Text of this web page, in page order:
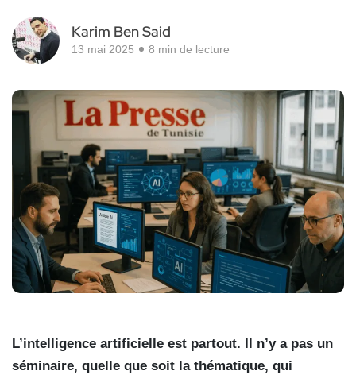
Karim Ben Said
13 mai 2025 8 min de lecture
L’intelligence artificielle est partout. Il n’y a pas un
séminaire, quelle que soit la thématique, qui